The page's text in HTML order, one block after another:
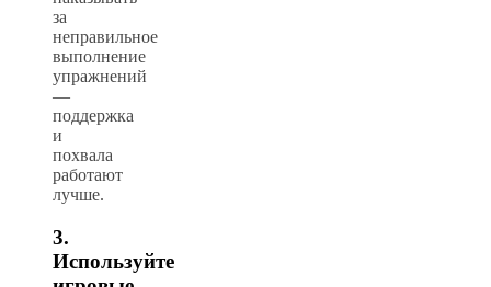
за
неправильное
выполнение
упражнений
—
поддержка
и
похвала
работают
лучше.
3.
Используйте